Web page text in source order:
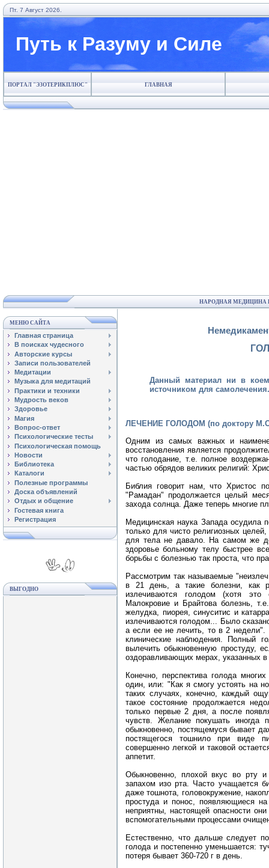
Пт. 7 Август 2026.
Путь к Разуму и Силе
ПОРТАЛ "ЭЗОТЕРИКПЛЮС" ГЛАВНАЯ
НАРОДНАЯ МЕДИЦИНА
МЕНЮ САЙТА
Главная страница
В поисках чудесного
Авторские курсы
Записи пользователей
Медитации
Музыка для медитаций
Практики и техники
Мудрость веков
Здоровье
Магия
Вопрос-ответ
Психологические тесты
Психологическая помощь
Новости
Библиотека
Каталоги
Полезные программы
Доска объявлений
Отдых и общение
Гостевая книга
Регистрация
ВЫГОДНО
Данный материал ни в коем
источником для
ЛЕЧЕНИЕ ГОЛОДОМ (по доктору
Одним из самых важных и
восстановления является
что голодание, т.е. полное
частью обрядов великих религий:
Библия говорит нам, что Христос
"Рамадан" продолжается целый
захода солнца. Даже теперь многие
Медицинская наука Запада осудила
только для чисто религиозных
для тела не давало. На самом же
здоровье больному телу быстрее
борьбы с болезнью так проста, что
Рассмотрим так называемые
в 21 день, а такие болезни, как
излечиваются голодом (хотя это
Малокровие и Брайтова болезнь,
желудка, пиорея, синуситис и
излечиваются голодом... Было
а если ее не лечить, то в 2
клинические наблюдения. Полный
вылечить обыкновенную простуду,
оздоравливающих мерах, указанных в
Конечно, перспектива голода
один, или: "Как я смогу устоять на
таких случаях, конечно, каждый
такое состояние продолжается
только первые 2 дня, а после
чувств. Желание покушать иногда
обыкновенно, постящемуся бывает
постящегося тошнило при виде
совершенно легкой и таковой
аппетит.
Обыкновенно, плохой вкус во рту
запахом изо рта. Часто учащается
даже тошнота, головокружение,
простуда и понос, появляющиеся
неприятны, настоящей опасности
вспомогательными процессами
Естественно, что дальше следует
голода и постепенно уменьшается:
потеря бывает 360-720 г в день.